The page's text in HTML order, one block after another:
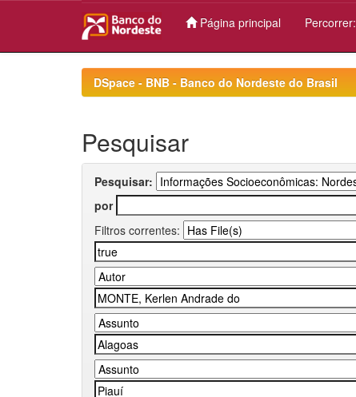
Página principal Percorrer:
DSpace - BNB - Banco do Nordeste do Brasil
Pesquisar
Pesquisar:
por
Filtros correntes: